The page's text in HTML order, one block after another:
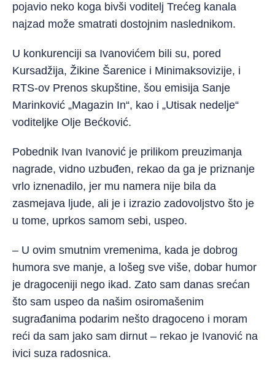
pojavio neko koga bivši voditelj Trećeg kanala
najzad može smatrati dostojnim naslednikom.
U konkurenciji sa Ivanovićem bili su, pored
Kursadžija, Žikine Šarenice i Minimaksovizije, i
RTS-ov Prenos skupštine, šou emisija Sanje
Marinković „Magazin In“, kao i „Utisak nedelje“
voditeljke Olje Bećković.
Pobednik Ivan Ivanović je prilikom preuzimanja
nagrade, vidno uzbuđen, rekao da ga je priznanje
vrlo iznenadilo, jer mu namera nije bila da
zasmejava ljude, ali je i izrazio zadovoljstvo što je
u tome, uprkos samom sebi, uspeo.
– U ovim smutnim vremenima, kada je dobrog
humora sve manje, a lošeg sve više, dobar humor
je dragoceniji nego ikad. Zato sam danas srećan
što sam uspeo da našim osiromašenim
sugrađanima podarim nešto dragoceno i moram
reći da sam jako sam dirnut – rekao je Ivanović na
ivici suza radosnica.